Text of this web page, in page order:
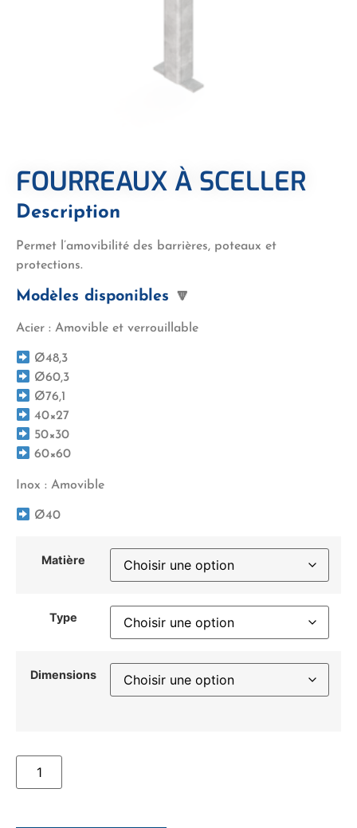
FOURREAUX À SCELLER
Description
Permet l’amovibilité des barrières, poteaux et
protections.
Modèles disponibles 🔽
Acier : Amovible et verrouillable
Ø48,3
Ø60,3
Ø76,1
40×27
50×30
60×60
Inox : Amovible
Ø40
Matière
Type
Dimensions